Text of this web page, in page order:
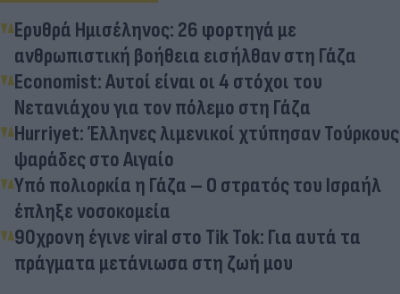
Ερυθρά Ημισέληνος: 26 φορτηγά με
ανθρωπιστική βοήθεια εισήλθαν στη Γάζα
Economist: Αυτοί είναι οι 4 στόχοι του
Νετανιάχου για τον πόλεμο στη Γάζα
Hurriyet: Έλληνες λιμενικοί χτύπησαν Τούρκους
ψαράδες στο Αιγαίο
Υπό πολιορκία η Γάζα – Ο στρατός του Ισραήλ
έπληξε νοσοκομεία
90χρονη έγινε viral στο Tik Tok: Για αυτά τα
πράγματα μετάνιωσα στη ζωή μου